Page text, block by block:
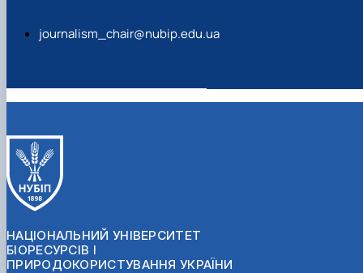
journalism_chair@nubip.edu.ua
НАЦІОНАЛЬНИЙ УНІВЕРСИТЕТ
БІОРЕСУРСІВ І
ПРИРОДОКОРИСТУВАННЯ УКРАЇНИ